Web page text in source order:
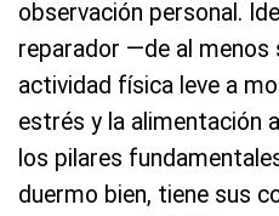
observación personal.
reparador —de al
actividad física leve a
estrés y la alimentación
los pilares
duermo bien, tiene sus